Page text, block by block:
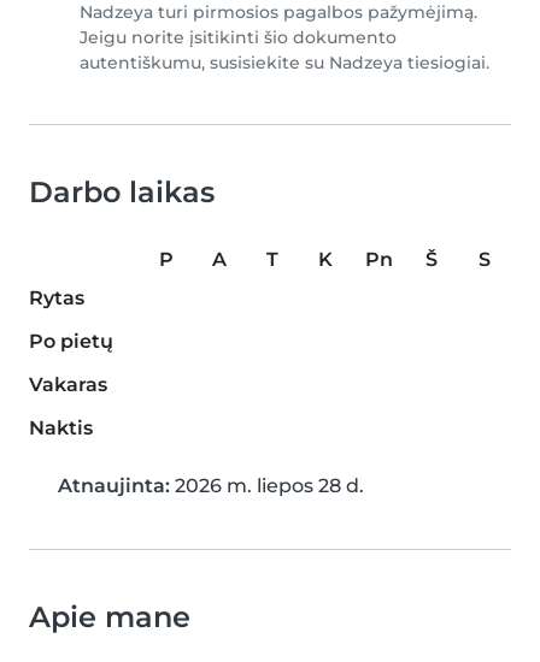
Nadzeya turi pirmosios pagalbos pažymėjimą.
Jeigu norite įsitikinti šio dokumento
autentiškumu, susisiekite su Nadzeya tiesiogiai.
Darbo laikas
P A T K Pn Š
S
Rytas
Po pietų
Vakaras
Naktis
Atnaujinta: 2026 m. liepos 28 d.
Apie mane